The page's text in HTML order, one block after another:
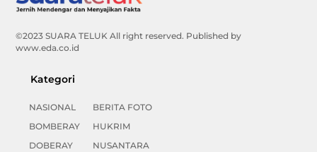
©2023 SUARA TELUK All right reserved. Published by
www.eda.co.id
Kategori
NASIONAL
BOMBERAY
DOBERAY
BERITA FOTO
HUKRIM
NUSANTARA